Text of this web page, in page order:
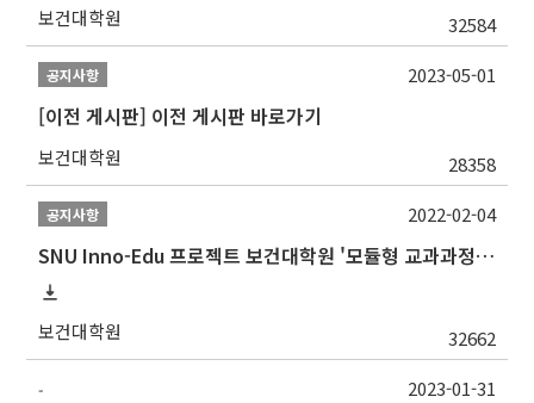
보건대학원 32584
공지사항
[이전 게시판] 이전 게시판 바로가기
보건대학원 28358
2023-05-01
공지사항
SNU Inno-Edu 프로젝트 보건대학원 '모듈형 교과과정' 안내(revised 2022/2/28)
보건대학원 32662
2022-02-04
- 2023-01-31